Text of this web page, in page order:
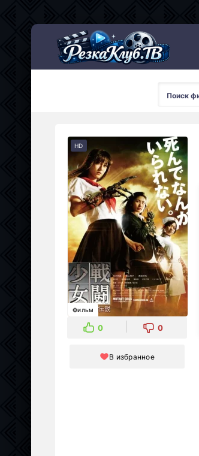
HD
Фильм
0 0
В избранное
Мультсериалы